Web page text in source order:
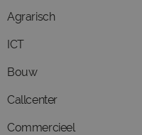
Agrarisch
ICT
Bouw
Callcenter
Commercieel